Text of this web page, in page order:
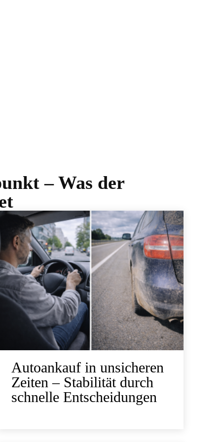
– Was der
Autoankauf in unsicheren
Zeiten – Stabilität durch
schnelle Entscheidungen